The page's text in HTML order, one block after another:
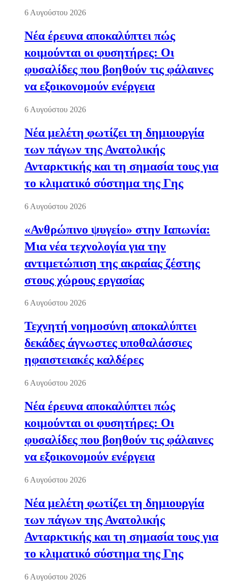
6 Αυγούστου 2026
Νέα έρευνα αποκαλύπτει πώς
κοιμούνται οι φυσητήρες: Οι
φυσαλίδες που βοηθούν τις φάλαινες
να εξοικονομούν ενέργεια
6 Αυγούστου 2026
Νέα μελέτη φωτίζει τη δημιουργία
των πάγων της Ανατολικής
Ανταρκτικής και τη σημασία τους για
το κλιματικό σύστημα της Γης
6 Αυγούστου 2026
«Ανθρώπινο ψυγείο» στην Ιαπωνία:
Μια νέα τεχνολογία για την
αντιμετώπιση της ακραίας ζέστης
στους χώρους εργασίας
6 Αυγούστου 2026
Τεχνητή νοημοσύνη αποκαλύπτει
δεκάδες άγνωστες υποθαλάσσιες
ηφαιστειακές καλδέρες
6 Αυγούστου 2026
Νέα έρευνα αποκαλύπτει πώς
κοιμούνται οι φυσητήρες: Οι
φυσαλίδες που βοηθούν τις φάλαινες
να εξοικονομούν ενέργεια
6 Αυγούστου 2026
Νέα μελέτη φωτίζει τη δημιουργία
των πάγων της Ανατολικής
Ανταρκτικής και τη σημασία τους για
το κλιματικό σύστημα της Γης
6 Αυγούστου 2026